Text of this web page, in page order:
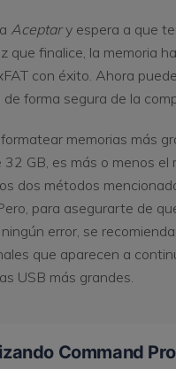
Aceptary espera a que
que finalice, la memoria
con éxito. Ahora
forma segura de la
memorias más
32 GB, es más o menos el
dos métodos
para asegurarte de
error, se
que aparecen a
USB más grandes.
Command